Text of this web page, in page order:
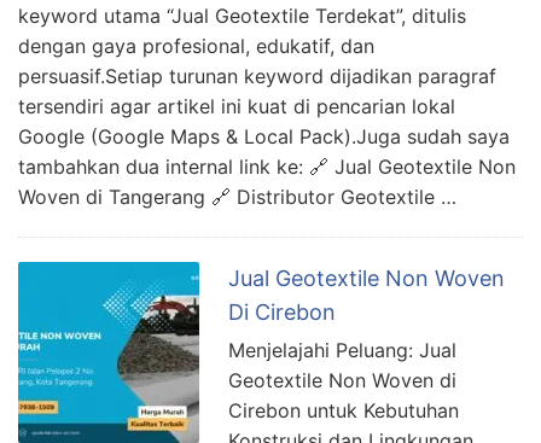
keyword utama “Jual Geotextile Terdekat”, ditulis
dengan gaya profesional, edukatif, dan
persuasif.Setiap turunan keyword dijadikan paragraf
tersendiri agar artikel ini kuat di pencarian lokal
Google (Google Maps & Local Pack).Juga sudah saya
tambahkan dua internal link ke: 🔗 Jual Geotextile Non
Woven di Tangerang 🔗 Distributor Geotextile …
Jual Geotextile Non Woven
Di Cirebon
Menjelajahi Peluang: Jual
Geotextile Non Woven di
Cirebon untuk Kebutuhan